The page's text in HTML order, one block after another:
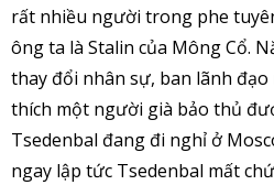
rất nhiều người trong phe
ông ta là Stalin của Mông Cổ.
thay đổi nhân sự, ban lãnh
thích một người già bảo thủ
Tsedenbal đang đi nghỉ ở
ngay lập tức Tsedenbal mất